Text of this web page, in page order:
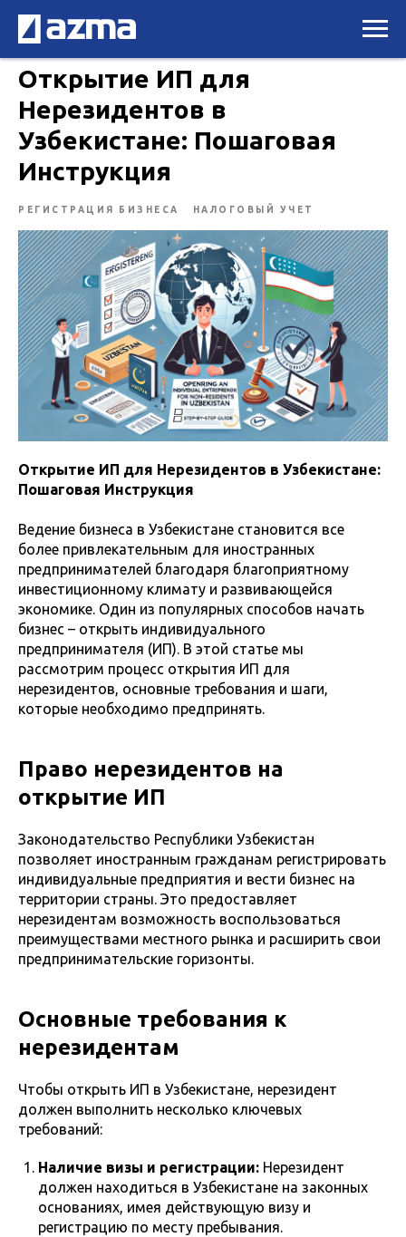
Открытие ИП для
Нерезидентов в
Узбекистане: Пошаговая
Инструкция
РЕГИСТРАЦИЯ БИЗНЕСА НАЛОГОВЫЙ УЧЕТ
Открытие ИП для Нерезидентов в Узбекистане:
Пошаговая Инструкция
Ведение бизнеса в Узбекистане становится все
более привлекательным для иностранных
предпринимателей благодаря благоприятному
инвестиционному климату и развивающейся
экономике. Один из популярных способов начать
бизнес – открыть индивидуального
предпринимателя (ИП). В этой статье мы
рассмотрим процесс открытия ИП для
нерезидентов, основные требования и шаги,
которые необходимо предпринять.
Право нерезидентов на
открытие ИП
Законодательство Республики Узбекистан
позволяет иностранным гражданам регистрировать
индивидуальные предприятия и вести бизнес на
территории страны. Это предоставляет
нерезидентам возможность воспользоваться
преимуществами местного рынка и расширить свои
предпринимательские горизонты.
Основные требования к
нерезидентам
Чтобы открыть ИП в Узбекистане, нерезидент
должен выполнить несколько ключевых
требований:
Наличие визы и регистрации: Нерезидент
должен находиться в Узбекистане на законных
основаниях, имея действующую визу и
регистрацию по месту пребывания.